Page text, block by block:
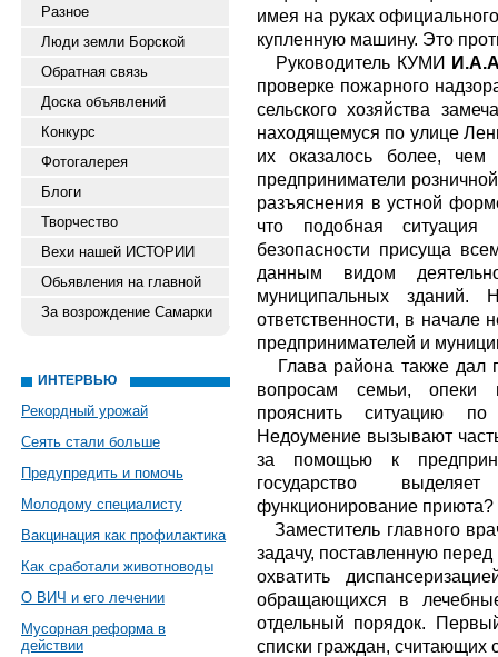
Разное
Люди земли Борской
Обратная связь
Доска объявлений
Конкурс
Фотогалерея
Блоги
Творчество
Вехи нашей ИСТОРИИ
Обьявления на главной
За возрождение Самарки
ИНТЕРВЬЮ
Рекордный урожай
Сеять стали больше
Предупредить и помочь
Молодому специалисту
Вакцинация как профилактика
Как сработали животноводы
О ВИЧ и его лечении
Мусорная реформа в
действии
имея на руках
купленную машину. Это
Руководитель КУМИ
проверке пожарного
сельского хозяйства
находящемуся по улице
их оказалось более, чем
предприниматели
разъяснения в устной
что подобная
безопасности присуща
данным видом
муниципальных
ответственности, в начале
предпринимателей и
Глава района также дал
вопросам семьи, опеки
прояснить ситуацию
Недоумение вызывают
за помощью к
государство
функционирование приюта?
Заместитель главного
задачу, поставленную
охватить
обращающихся в
отдельный порядок.
списки граждан,